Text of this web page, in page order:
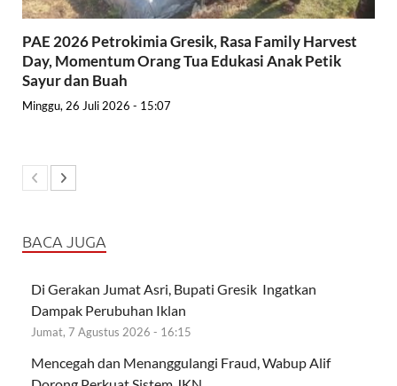
PAE 2026 Petrokimia Gresik, Rasa Family Harvest
Day, Momentum Orang Tua Edukasi Anak Petik
Sayur dan Buah
Minggu, 26 Juli 2026 - 15:07
BACA JUGA
Di Gerakan Jumat Asri, Bupati Gresik Ingatkan
Dampak Perubuhan Iklan
Jumat, 7 Agustus 2026 - 16:15
Mencegah dan Menanggulangi Fraud, Wabup Alif